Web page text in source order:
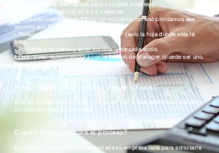
- 2 o 3 Nombres alternativos para su nueva empresa.
- Objeto social definido en 3 o 4 palabras.
- Domicilio comercial en EEUU (si no cuenta con uno brindamos ese
servicio por $150 al año).
- Pasaporte de los socios en formato PDF (solo la hoja donde esta la
foto).
- Porcentaje de participacion societaria de cada socio.
- Determinar quien cumplira con la funcion de Manager (puede ser uno,
algunos o todos los socios).
Puedo realizar este proceso desde mi pais?
Este es un tramite que no es presencial por lo que podremos realizarlo
sin que usted tenga que viajar.
Cuanto tiempo demora el proceso?
En solo 2 o 3 dias tendremos formada su empresa lista para solicitarle